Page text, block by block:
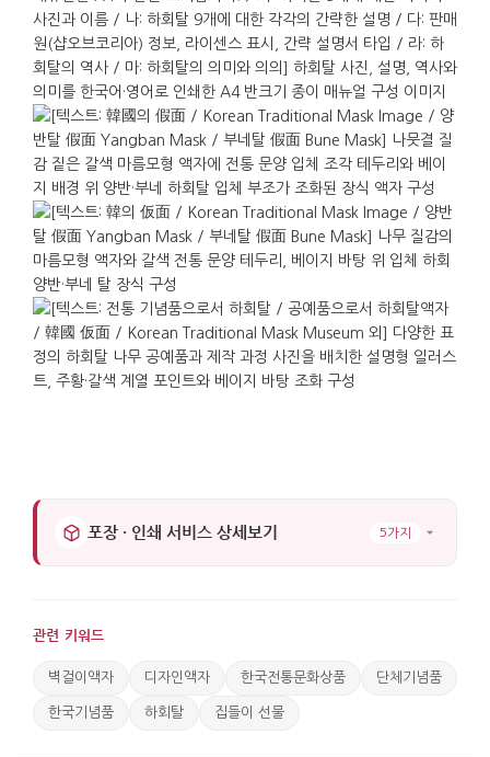
사용되던 가면으로, 당시 사람들이 탈을 쓰고 춤과
연희를 하며 권력층과 세상의 모습을 익살스럽게
표현했던 문화유산입니다. 이 액자는 그러한 한국의
전통 공연 문화와 해학을 형태와 표정만으로도
자연스럽게 전달합니다.
선물로서의 가치가 높은 제품입니다. 액자 형태라 받는
분이 바로 벽에 걸어 두기 좋으며, 사무실 벽이나 로비,
집 현관처럼 눈에 띄는 곳에 전시하기 쉬워 전달한
마음이 오래 남습니다. 한국적이면서도 부담 없는 고급
장식품으로, 기업이나 기관의 VIP 선물로도 무난하며,
목재의 자연스러운 질감과 정돈된 프레임 덕분에
다양한 인테리어와 공간에 중립적으로 어울납니다.
포장 · 인쇄 서비스 상세보기 5가지
관련 키워드
벽걸이액자 디자인액자 한국전통문화상품 단체기념품
한국기념품 하회탈 집들이 선물